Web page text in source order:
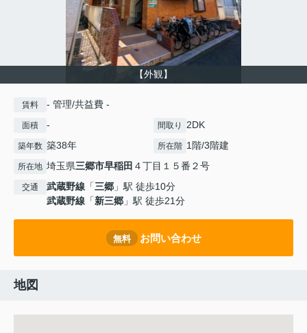
【外観】
賃料 - 管理/共益費 -
面積 - 間取り 2DK
築年数 築38年 所在階 1階/3階建
所在地 埼玉県三郷市早稲田 ４丁目１５番２号
交通 武蔵野線 「三郷 」駅 徒歩10分
武蔵野線 「新三郷 」駅 徒歩21分
無料 お問い合わせ
地図